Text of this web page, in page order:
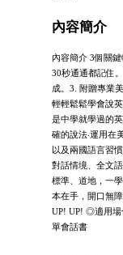
內容簡介
內容簡介 3個關
30秒通通都記住
成。3. 附贈專業
輕輕鬆鬆學會說
是中學就學過的
確的說法‧運用在
以及兩國語言習
對話情境、全文
標準、道地，一
本在手，開口無
UP! UP! ◎適用場
單會話書